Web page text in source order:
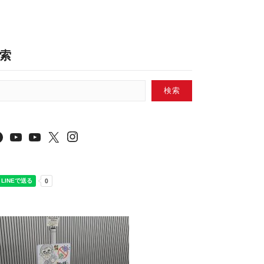
検索
Facebook YouTube YouTube X